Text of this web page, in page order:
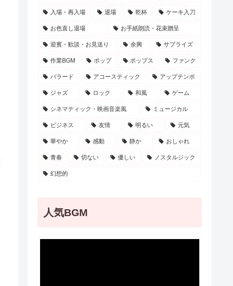
入場・再入場 退場 乾杯 ケーキ入刀
お色直し退場 お手紙朗読・花束贈呈
迎賓・歓談・お見送り 余興 サプライズ
作業BGM ポップ ポップス ファンク
バラード アコースティック アップテンポ
ジャズ ロック 和風 ゲーム
シネマティック・映画音楽風 ミュージカル
ビジネス 友情 明るい 元気
華やか 感動 静か おしゃれ
青春 切ない 優しい ノスタルジック
幻想的
人気BGM